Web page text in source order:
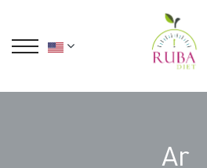
Ar